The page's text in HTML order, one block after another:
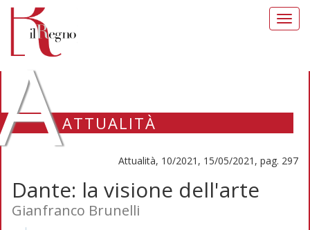
ATTUALITÀ
Attualità, 10/2021, 15/05/2021, pag. 297
Dante: la visione dell'arte
Gianfranco Brunelli